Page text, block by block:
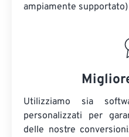
ampiamente
Utilizziamo sia
personalizzati per
delle nostre